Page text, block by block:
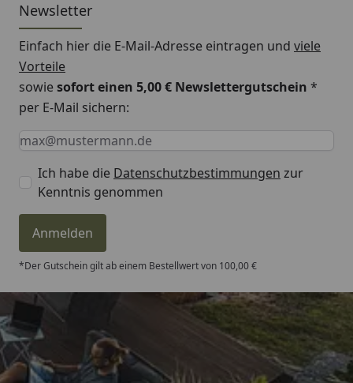
Standardmäßig wird das
geliefert (sofern Sie über
Dachplattenfarbe
auswählen).
Länge
555,8 cm
Breite
Höhe
299,3 cm
Durchfahrtshöhe
240 - 280,8 cm
Stützen
2 Stück 16 x 10 cm
Windbeständigkeit
Newsletter
Einfach hier die E-Mail-Adresse eintragen und viele
Vorteile
sowiesofort einen 5,00 € Newslettergutschein *
per E-Mail sichern:
Keine Eingabe erforderlich
Eingabe erforderlich
E-Mail *
Ich habe die Datenschutzbestimmungen zur
Kenntnis genommen
Anmelden
*Der Gutschein gilt ab einem Bestellwert von 100,00 €
Trusted Shops